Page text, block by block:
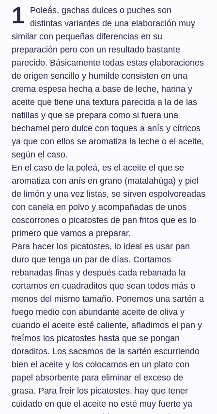
1
Poleás, gachas dulces o puches son
distintas variantes de una elaboración muy
similar con pequeñas diferencias en su
preparación pero con un resultado bastante
parecido. Básicamente todas estas elaboraciones
de origen sencillo y humilde consisten en una
crema espesa hecha a base de leche, harina y
aceite que tiene una textura parecida a la de las
natillas y que se prepara como si fuera una
bechamel pero dulce con toques a anís y cítricos
ya que con ellos se aromatiza la leche o el aceite,
según el caso.
En el caso de la poleá, es el aceite el que se
aromatiza con anís en grano (matalahúga) y piel
de limón y una vez listas, se sirven espolvoreadas
con canela en polvo y acompañadas de unos
coscorrones o picatostes de pan fritos que es lo
primero que vamos a preparar.
Para hacer los picatostes, lo ideal es usar pan
duro que tenga un par de días. Cortamos
rebanadas finas y después cada rebanada la
cortamos en cuadraditos que sean todos más o
menos del mismo tamaño. Ponemos una sartén a
fuego medio con abundante aceite de oliva y
cuando el aceite esté caliente, añadimos el pan y
freímos los picatostes hasta que se pongan
doraditos. Los sacamos de la sartén escurriendo
bien el aceite y los colocamos en un plato con
papel absorbente para eliminar el exceso de
grasa. Para freír los picatostes, hay que tener
cuidado en que el aceite no esté muy fuerte ya